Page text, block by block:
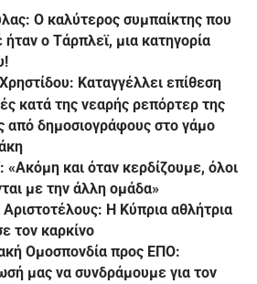
Ο καλύτερος συμπαίκτης που
ήταν ο Τάρπλεϊ, μια κατηγορία
Καταγγέλλει επίθεση
κατά της νεαρής ρεπόρτερ της
από δημοσιογράφους στο γάμο
«Ακόμη και όταν κερδίζουμε, όλοι
με την άλλη ομάδα»
Η Κύπρια αθλήτρια
τον καρκίνο
Ομοσπονδία προς ΕΠΟ:
μας να συνδράμουμε για τον